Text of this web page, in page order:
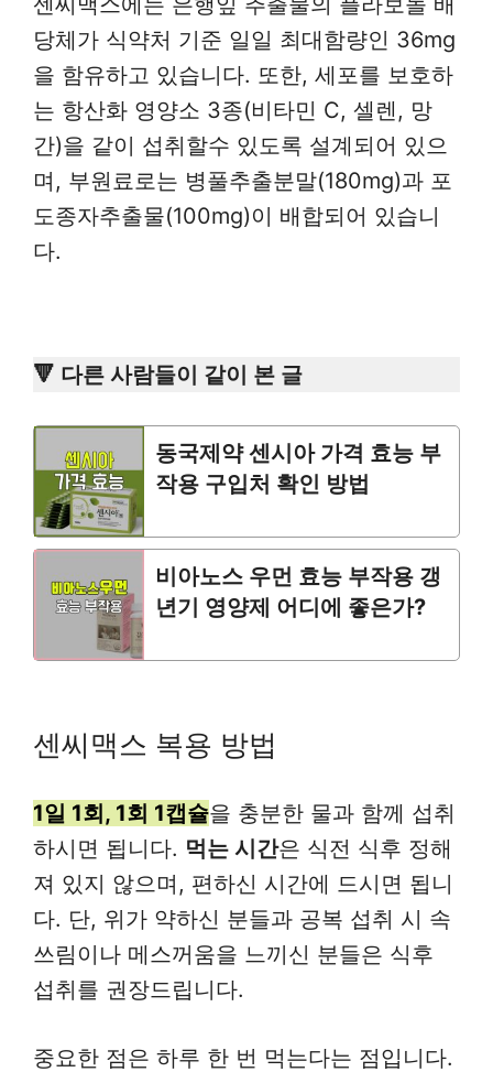
당체가 식약처 기준 일일 최대함량인 36mg
을 함유하고 있습니다. 또한, 세포를 보호하
는 항산화 영양소 3종(비타민 C, 셀렌, 망
간)을 같이 섭취할수 있도록 설계되어 있으
며, 부원료로는 병풀추출분말(180mg)과 포
도종자추출물(100mg)이 배합되어 있습니
다.
🔻 다른 사람들이 같이 본 글
동국제약 센시아 가격 효능 부
작용 구입처 확인 방법
비아노스 우먼 효능 부작용 갱
년기 영양제 어디에 좋은가?
센씨맥스 복용 방법
1일 1회, 1회 1캡슐을 충분한 물과 함께 섭취
하시면 됩니다. 먹는 시간은 식전 식후 정해
져 있지 않으며, 편하신 시간에 드시면 됩니
다. 단, 위가 약하신 분들과 공복 섭취 시 속
쓰림이나 메스꺼움을 느끼신 분들은 식후
섭취를 권장드립니다.
중요한 점은 하루 한 번 먹는다는 점입니다.